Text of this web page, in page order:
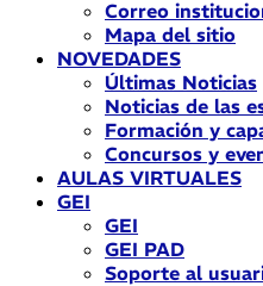
Correo
Mapa del sitio
NOVEDADES
Últimas Noticias
Noticias de las
Formación y
Concursos y
AULAS VIRTUALES
GEI
GEI
GEI PAD
Soporte al